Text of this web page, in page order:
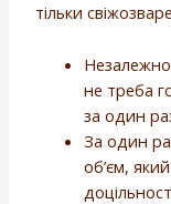
тільки
Незалежно
не треба
за один
За один
об’єм,